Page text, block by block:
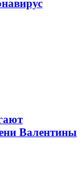
Валентины